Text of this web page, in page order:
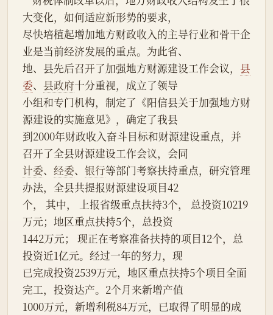
大变化，如何适应新形势的要求，
尽快培植起增加地方财政收入的主导行业和骨干企
业是当前经济发展的重点。为此省、
地、县先后召开了加强地方财源建设工作会议， 县
委、 县政府十分重视，成立了领导
小组和专门机构，制定了《阳信县关于加强地方财
源建设的实施意见》，确定了我县
到2000年财政收入奋斗目标和财源建设重点，并
召开了全县财源建设工作会议，会同
计委、 经委、 银行等部门考察扶持重点，研究管理
办法，全县共提报财源建设项目42
个， 其中， 上报省级重点扶持3个， 总投资10219
万元；地区重点扶持5个，总投资
1442万元； 现正在考察准备扶持的项目12个，总
投资近1亿元。经过一年的努力，现
已完成投资2539万元，地区重点扶持5个项目全面
完工，投资达产。2个月来新增产值
1000万元，新增利税84万元，已取得了明显的成